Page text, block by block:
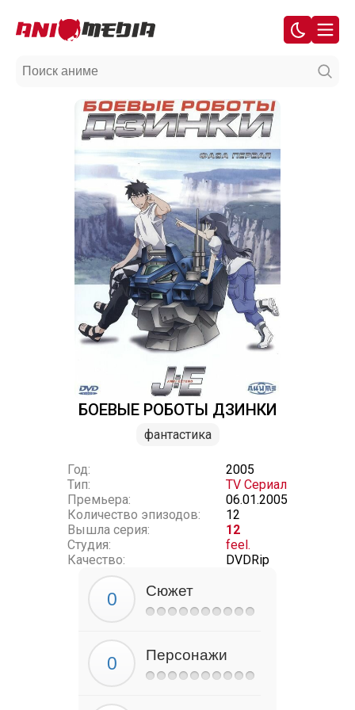
БОЕВЫЕ РОБОТЫ ДЗИНКИ
фантастика
Год:
2005
Тип:
TV Сериал
Премьера:
06.01.2005
Количество эпизодов:
12
Вышла серия:
12
Студия:
feel.
Качество:
DVDRip
Сюжет
Персонажи